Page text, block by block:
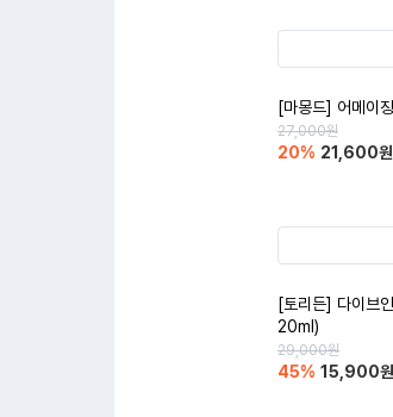
[마몽드] 어메이
27,000원
20% 21,600원
[토리든] 다이브
20ml)
29,000원
45% 15,900원